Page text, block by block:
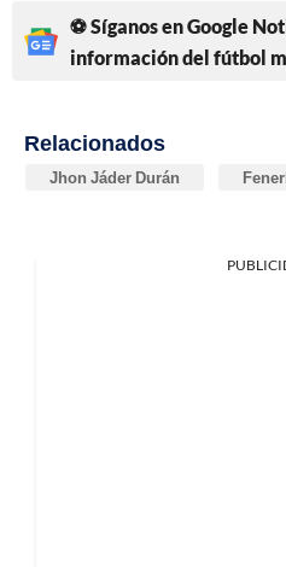
⚽ Síganos en Google
información del fútbol
Relacionados
Jhon Jáder Durán